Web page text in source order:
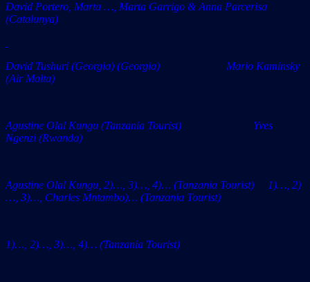
David Portero, Marta …, Marta Garrigo & Anna Parcerisa
(Catalunya)
David Tushuri (Georgia) (Georgia) Mario Kaminsky
(Air Malta)
Agustine Olal Kungu (Tanzania Tourist) Yves
Ngenzi (Rwanda)
Agustine Olal Kungu, 2)…, 3)…, 4)… (Tanzania Tourist) 1)…, 2)
…, 3)…, Charles Mntambo)… (Tanzania Tourist)
1)…, 2)…, 3)…, 4)… (Tanzania Tourist)